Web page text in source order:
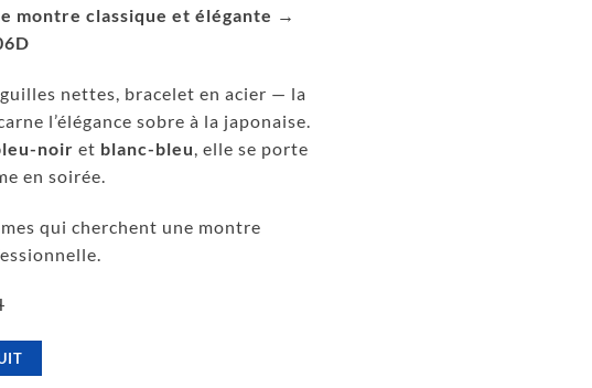
montre classique et élégante →
nettes, bracelet en acier — la
l’élégance sobre à la japonaise.
noir et blanc-bleu , elle se porte
en soirée.
qui cherchent une montre